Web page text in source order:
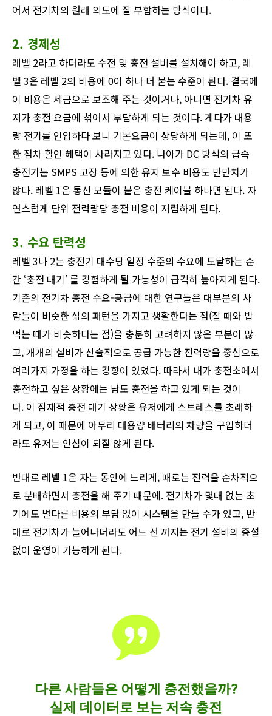
어서 전기차의 원래 의도에 잘 부합하는 방식이다.
2. 경제성
레벨 2라고 하더라도 수전 및 충전 설비를 설치해야 하고, 레
벨 3은 레벨 2의 비용에 0이 하나 더 붙는 수준이 된다. 결국에
이 비용은 세금으로 보조해 주는 것이거나, 아니면 전기차 유
저가 충전 요금에 섞어서 부담하게 되는 것이다. 게다가 대용
량 전기를 인입하다 보니 기본요금이 상당하게 되는데, 이 또
한 점차 할인 혜택이 사라지고 있다. 나아가 DC 방식의 급속
충전기는 SMPS 고장 등에 의한 유지 보수 비용도 만만치가
않다. 레벨 1은 통신 모듈이 붙은 충전 케이블 하나면 된다. 자
연스럽게 단위 전력량당 충전 비용이 저렴하게 된다.
3. 수요 탄력성
레벨 3나 2는 충전기 대수당 일정 수준의 수요에 도달하는 순
간 ‘충전 대기’ 를 경험하게 될 가능성이 급격히 높아지게 된다.
기존의 전기차 충전 수요-공급에 대한 연구들은 대부분의 사
람들이 비슷한 삶의 패턴을 가지고 생활한다는 점(잘 때와 밥
먹는 때가 비슷하다는 점)을 충분히 고려하지 않은 부분이 많
고, 개개의 설비가 산술적으로 공급 가능한 전력량을 중심으로
여러가지 가정을 하는 경향이 있었다. 따라서 내가 충전소에서
충전하고 싶은 상황에는 남도 충전을 하고 있게 되는 것이
다. 이 잠재적 충전 대기 상황은 유저에게 스트레스를 초래하
게 되고, 이 때문에 아무리 대용량 배터리의 차량을 구입하더
라도 유저는 안심이 되질 않게 된다.
​반대로 레벨 1은 자는 동안에 느리게, 때로는 전력을 순차적으
로 분배하면서 충전을 해 주기 때문에. 전기차가 몇대 없는 초
기에도 별다른 비용의 부담 없이 시스템을 만들 수가 있고, 반
대로 전기차가 늘어나더라도 어느 선 까지는 전기 설비의 증설
없이 운영이 가능하게 된다.
다른 사람들은 어떻게 충전했을까?
실제 데이터로 보는 저속 충전